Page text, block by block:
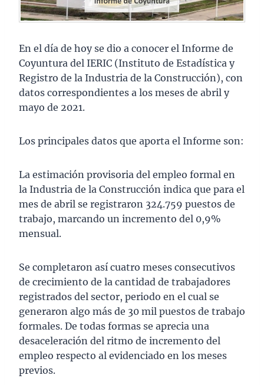
En el día de hoy se dio a conocer el Informe de
Coyuntura del IERIC (Instituto de Estadística y
Registro de la Industria de la Construcción), con
datos correspondientes a los meses de abril y
mayo de 2021.
Los principales datos que aporta el Informe son:
La estimación provisoria del empleo formal en
la Industria de la Construcción indica que para el
mes de abril se registraron 324.759 puestos de
trabajo, marcando un incremento del 0,9%
mensual.
Se completaron así cuatro meses consecutivos
de crecimiento de la cantidad de trabajadores
registrados del sector, periodo en el cual se
generaron algo más de 30 mil puestos de trabajo
formales. De todas formas se aprecia una
desaceleración del ritmo de incremento del
empleo respecto al evidenciado en los meses
previos.